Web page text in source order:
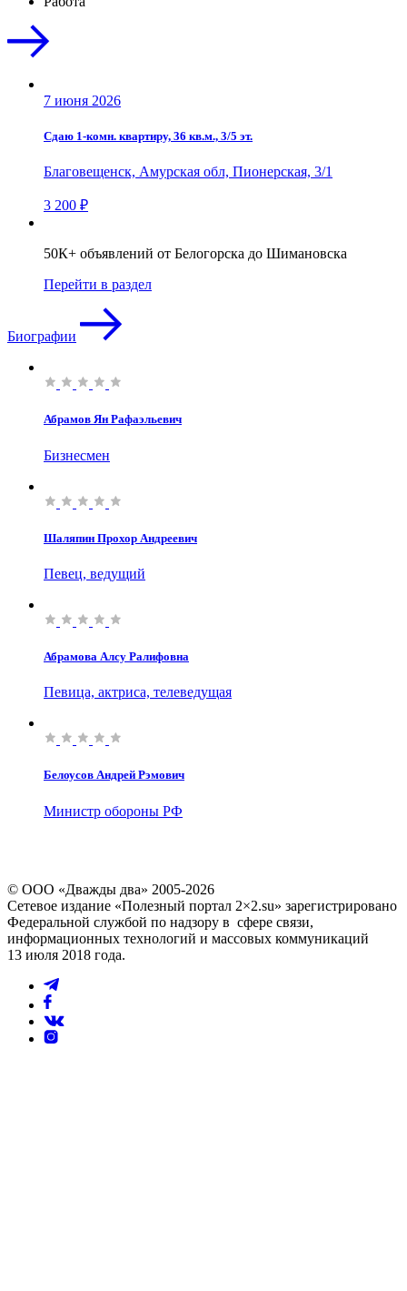
7 июня 2026
Сдаю 1-комн. квартиру, 36 кв.м., 3/5 эт.
Благовещенск, Амурская обл, Пионерская, 3/1
3 200 ₽
50К+ объявлений от Белогорска до Шимановска
Перейти в раздел
Биографии
Абрамов Ян Рафаэльевич
Бизнесмен
Шаляпин Прохор Андреевич
Певец, ведущий
Абрамова Алсу Ралифовна
Певица, актриса, телеведущая
Белоусов Андрей Рэмович
Министр обороны РФ
© ООО «Дважды два» 2005-2026
Сетевое издание «Полезный портал 2×2.su» зарегистрировано
Федеральной службой по надзору в сфере связи,
информационных технологий и массовых коммуникаций
13 июля 2018 года.